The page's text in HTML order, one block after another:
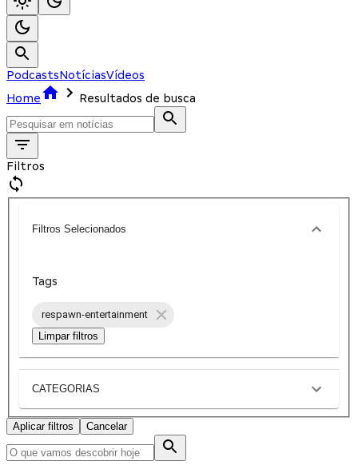
PodcastsNotíciasVídeos
Home
Resultados de busca
Filtros
Filtros Selecionados
Tags
respawn-entertainment
Limpar filtros
CATEGORIAS
Aplicar filtros Cancelar